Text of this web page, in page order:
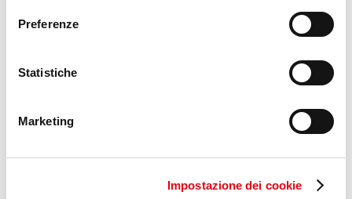
Cookie
Policy.
Preferenze
Statistiche
Marketing
Impostazione dei cookie